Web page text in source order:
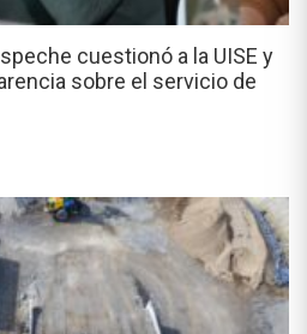
cuestionó a la UISE y
sobre el servicio de